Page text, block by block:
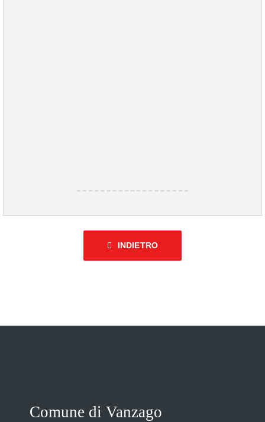
INDIETRO
Comune di Vanzago